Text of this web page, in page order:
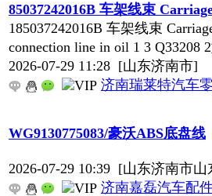
85037242016B 车架线束
185037242016B 车架线束
connection line in oil 1 3 Q33208
2026-07-29 11:28 [山东济南市]
济南瑞莱特汽车
WG9130775083/豪沃ABS底盘线
2026-07-29 10:39 [山东济南市
济南嘉磊汽车配